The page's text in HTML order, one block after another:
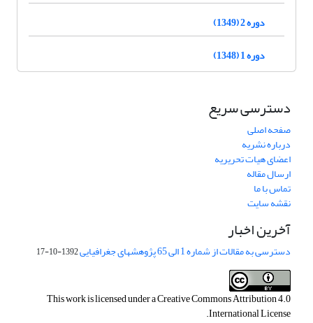
دوره 2 (1349)
دوره 1 (1348)
دسترسی سریع
صفحه اصلی
درباره نشریه
اعضای هیات تحریریه
ارسال مقاله
تماس با ما
نقشه سایت
آخرین اخبار
دسترسی به مقالات از شماره 1 الی 65 پژوهشهای جغرافیایی 1392-10-17
This work is licensed under aCreative Commons Attribution 4.0
International License
.